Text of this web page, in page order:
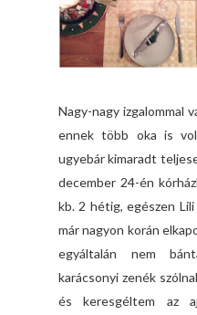
Nagy-nagy izgalommal
ennek több oka is
ugyebár kimaradt
december 24-én
kb. 2 hétig, egészen
már nagyon korán
egyáltalán nem
karácsonyi zenék
és keresgéltem az